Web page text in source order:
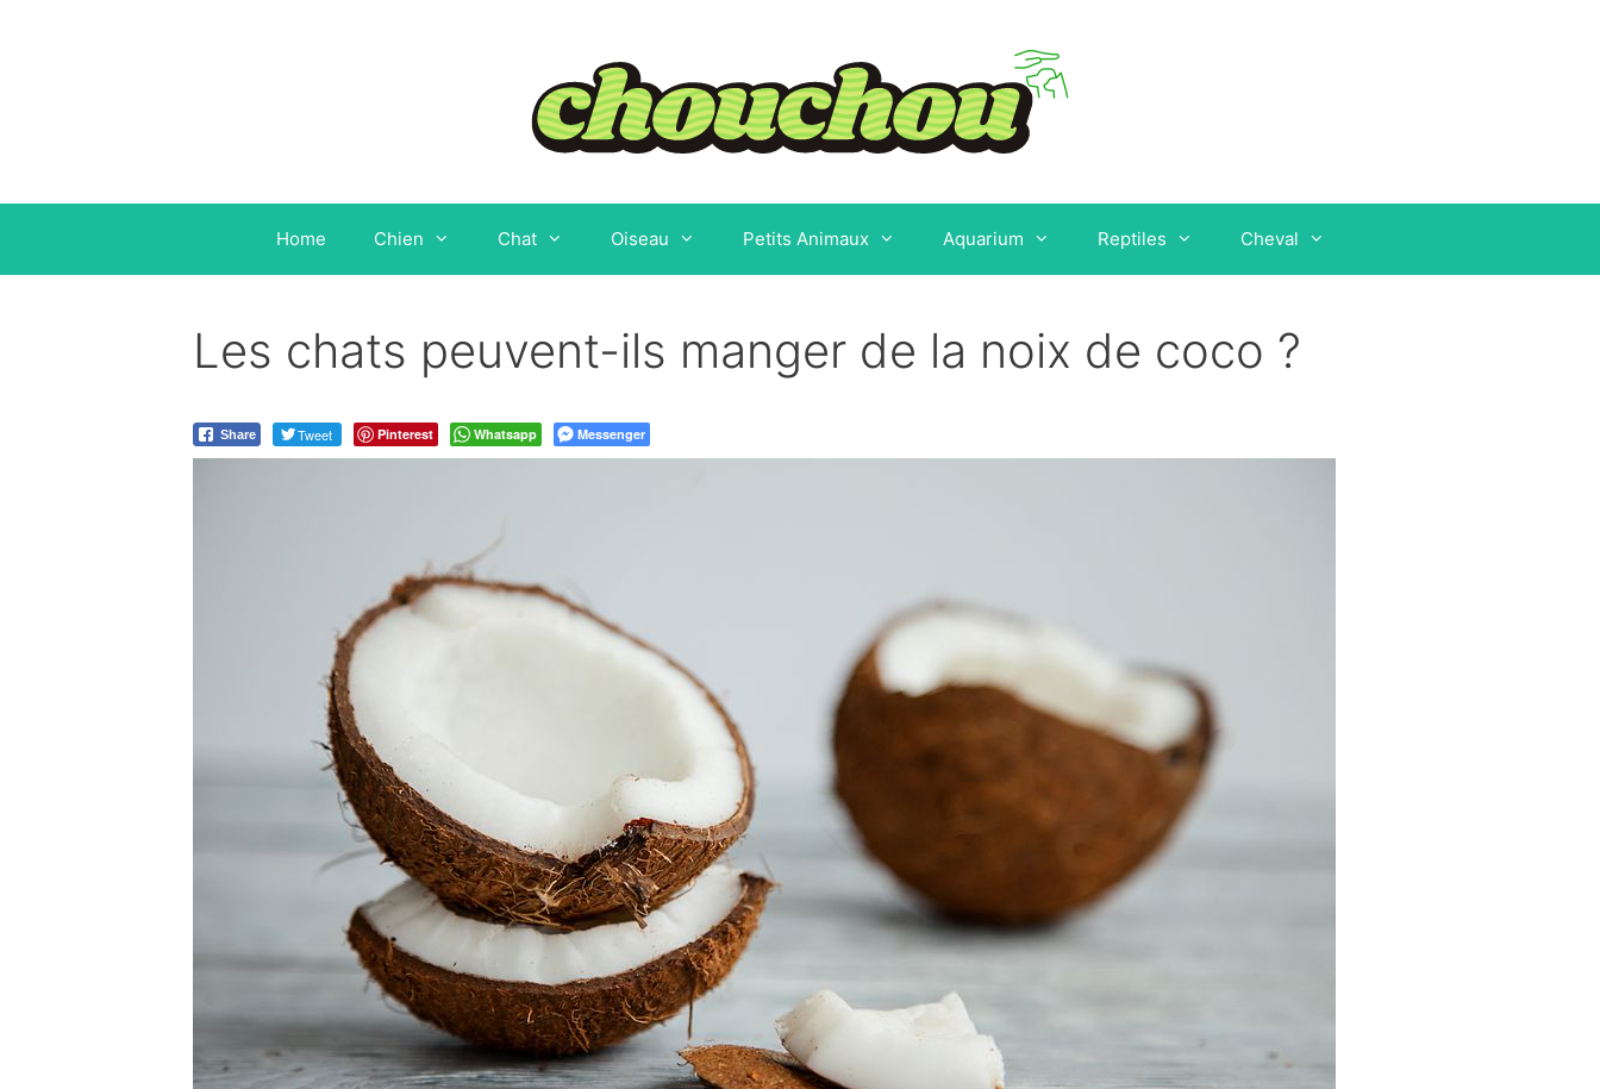
Home Chien Chat Oiseau Petits Animaux Aquarium Reptiles Cheval
Les chats peuvent-ils manger de la noix de coco ?
Share Tweet Pinterest Whatsapp Messenger